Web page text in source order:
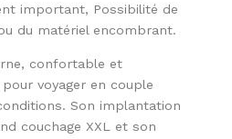
important, Possibilité de
du matériel encombrant.
confortable et
voyager en couple
Son implantation
couchage XXL et son